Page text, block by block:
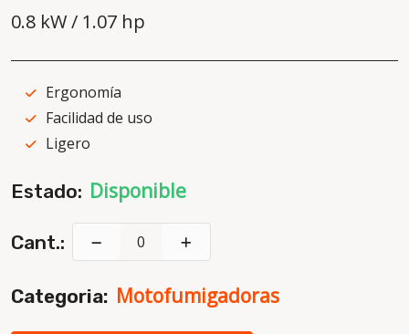
0.8 kW / 1.07 hp
Ergonomía
Facilidad de uso
Ligero
Estado: Disponible
Cant.:
Categoria: Motofumigadoras